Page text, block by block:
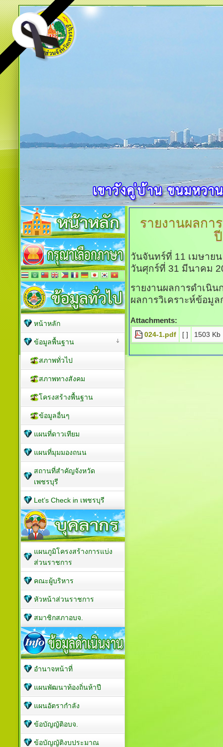
รายงานผลกา
วันจันทร์ที่ 11 เมษาย
วันศุกร์ที่ 31 มีนาคม
รายงานผลการดำเนิน
ผลการวิเคราะห์ข้อมูล
Attachments:
024-1.pdf [ ] 1503 Kb
หน้าหลัก
ข้อมูลพื้นฐาน
สภาพทั่วไป
สภาพทางสังคม
โครงสร้างพื้นฐาน
ข้อมูลอื่นๆ
แผนที่ดาวเทียม
แผนที่มุมมองถนน
สถานที่สำคัญจังหวัด
เพชรบุรี
Let’s Check in เพชรบุรี
แผนภูมิโครงสร้างการแบ่ง
ส่วนราชการ
คณะผู้บริหาร
หัวหน้าส่วนราชการ
สมาชิกสภาอบจ.
อำนาจหน้าที่
แผนพัฒนาท้องถิ่นห้าปี
แผนอัตรากำลัง
ข้อบัญญัติอบจ.
ข้อบัญญัติงบประมาณ